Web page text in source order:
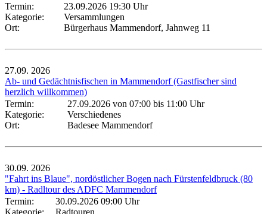
Termin:
23.09.2026 19:30 Uhr
Kategorie:
Versammlungen
Ort:
Bürgerhaus Mammendorf, Jahnweg 11
27.09. 2026
Ab- und Gedächtnisfischen in Mammendorf (Gastfischer sind
herzlich willkommen)
Termin:
27.09.2026 von 07:00 bis 11:00 Uhr
Kategorie:
Verschiedenes
Ort:
Badesee Mammendorf
30.09. 2026
"Fahrt ins Blaue", nordöstlicher Bogen nach Fürstenfeldbruck (80
km) - Radltour des ADFC Mammendorf
Termin:
30.09.2026 09:00 Uhr
Kategorie:
Radtouren